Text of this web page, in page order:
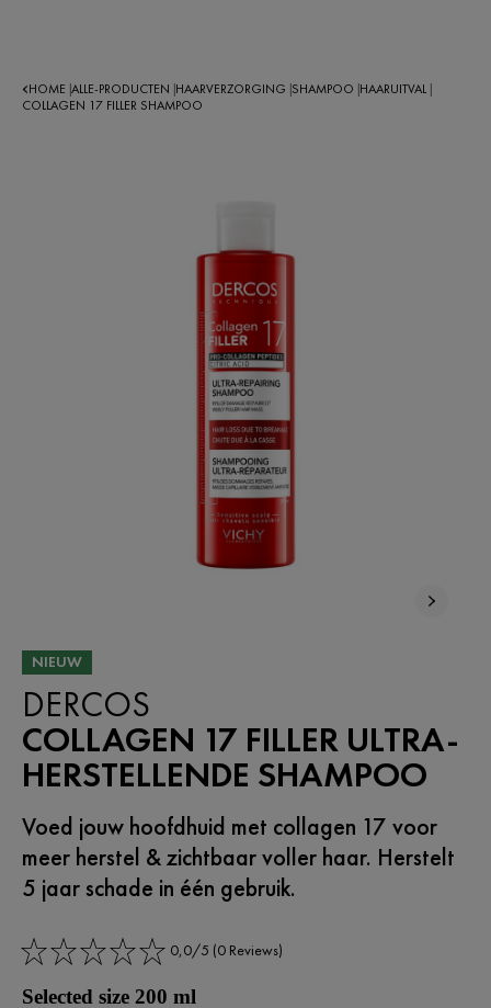
HOME ALLE-PRODUCTEN HAARVERZORGING SHAMPOO HAARUITVAL
COLLAGEN 17 FILLER SHAMPOO
NIEUW
DERCOS
COLLAGEN 17 FILLER ULTRA-
HERSTELLENDE SHAMPOO
Voed jouw hoofdhuid met collagen 17 voor
meer herstel & zichtbaar voller haar. Herstelt
5 jaar schade in één gebruik.
0,0/5 (0 Reviews)
Selected size 200 ml